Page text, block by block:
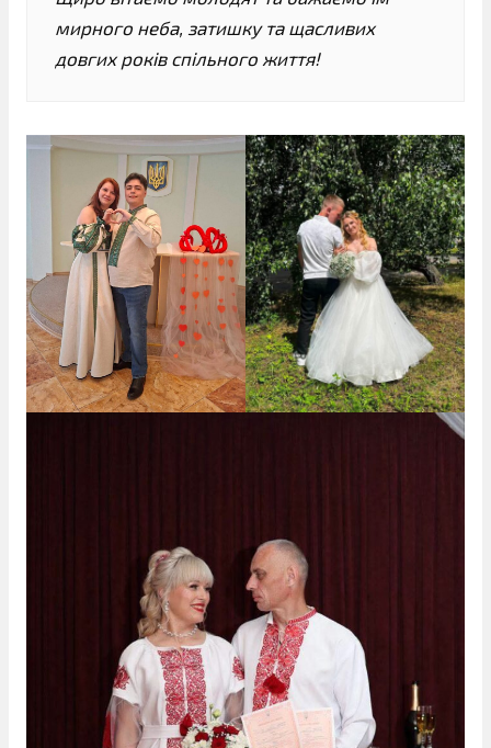
мирного неба, затишку та щасливих
довгих років спільного життя!